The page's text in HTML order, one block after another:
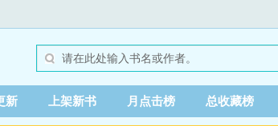
新 上架新书 月点击榜 总收藏榜